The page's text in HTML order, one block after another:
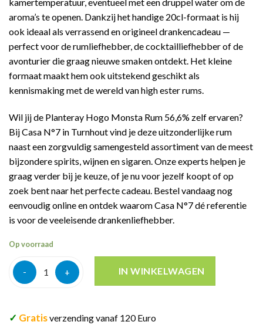
aroma’s te openen. Dankzij het handige 20cl-formaat is hij
ook ideaal als verrassend en origineel drankencadeau —
perfect voor de rumliefhebber, de cocktailliefhebber of de
avonturier die graag nieuwe smaken ontdekt. Het kleine
formaat maakt hem ook uitstekend geschikt als
kennismaking met de wereld van high ester rums.
Wil jij de Planteray Hogo Monsta Rum 56,6% zelf ervaren?
Bij Casa N°7 in Turnhout vind je deze uitzonderlijke rum
naast een zorgvuldig samengesteld assortiment van de meest
bijzondere spirits, wijnen en sigaren. Onze experts helpen je
graag verder bij je keuze, of je nu voor jezelf koopt of op
zoek bent naar het perfecte cadeau. Bestel vandaag nog
eenvoudig online en ontdek waarom Casa N°7 dé referentie
is voor de veeleisende drankenliefhebber.
Op voorraad
Planteray hogo monsta rum 56,6% 20cl aantal
IN WINKELWAGEN
✓ Gratisverzending vanaf 120 Euro